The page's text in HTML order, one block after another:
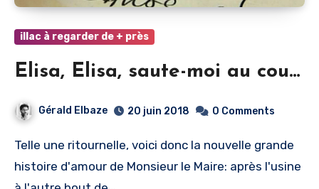
illac à regarder de + près
Elisa, Elisa, saute-moi au cou…
Gérald Elbaze 20 juin 2018 0 Comments
Telle une ritournelle, voici donc la nouvelle grande
histoire d'amour de Monsieur le Maire: après l'usine